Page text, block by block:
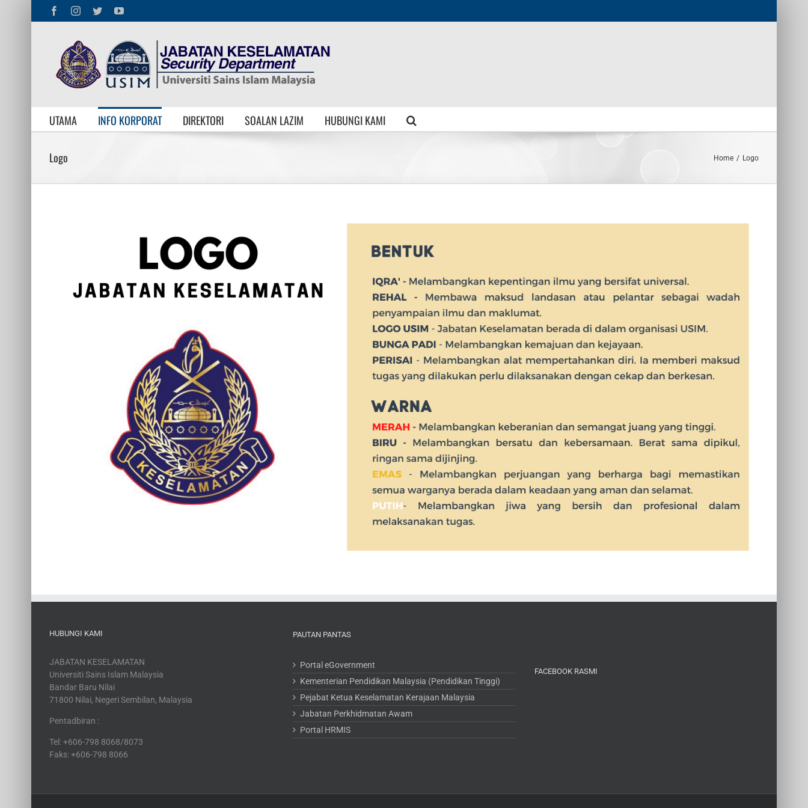
FacebookInstagram
TwitterYouTube
UTAMA INFO KORPORAT DIREKTORI SOALAN LAZIM HUBUNGI KAMI
Logo Home / Logo
HUBUNGI KAMI
JABATAN KESELAMATAN
Universiti Sains Islam Malaysia
Bandar Baru Nilai
71800 Nilai, Negeri Sembilan, Malaysia
Pentadbiran :
Tel: +606-798 8068/8073
Faks: +606-798 8066
PAUTAN PANTAS
Portal eGovernment
Kementerian Pendidikan Malaysia (Pendidikan Tinggi)
Pejabat Ketua Keselamatan Kerajaan Malaysia
Jabatan Perkhidmatan Awam
Portal HRMIS
FACEBOOK RASMI